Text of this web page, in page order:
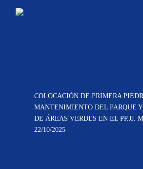
COLOCACIÓN DE PRIMERA
MANTENIMIENTO DEL PARQUE
DE ÁREAS VERDES EN EL PP.JJ.
22/10/2025